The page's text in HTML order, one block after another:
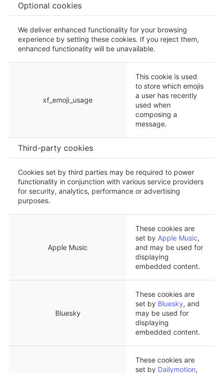
Optional cookies
We deliver enhanced functionality for your browsing
experience by setting these cookies. If you reject them,
enhanced functionality will be unavailable.
xf_emoji_usage
This cookie is used
to store which emojis
a user has recently
used when
composing a
message.
Third-party cookies
Cookies set by third parties may be required to power
functionality in conjunction with various service providers
for security, analytics, performance or advertising
purposes.
Apple Music
These cookies are
set by Apple Music,
and may be used for
displaying
embedded content.
Bluesky
These cookies are
set by Bluesky, and
may be used for
displaying
embedded content.
These cookies are
set by Dailymotion,